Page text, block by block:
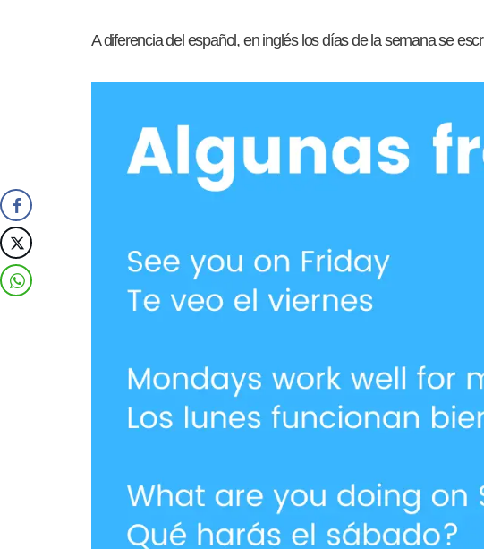
A diferencia del español, en inglés los días de la semana se